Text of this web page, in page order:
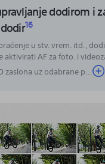
dodirom i
16
u stv. vrem. itd.,
aktivirati AF za foto. i
zaslona uz odabrane p...